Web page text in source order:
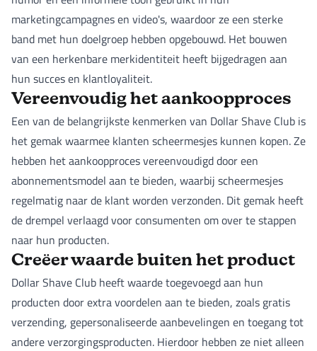
marketingcampagnes en video's, waardoor ze een sterke
band met hun doelgroep hebben opgebouwd. Het bouwen
van een herkenbare merkidentiteit heeft bijgedragen aan
hun succes en klantloyaliteit.
Vereenvoudig het aankoopproces
Een van de belangrijkste kenmerken van Dollar Shave Club is
het gemak waarmee klanten scheermesjes kunnen kopen. Ze
hebben het aankoopproces vereenvoudigd door een
abonnementsmodel aan te bieden, waarbij scheermesjes
regelmatig naar de klant worden verzonden. Dit gemak heeft
de drempel verlaagd voor consumenten om over te stappen
naar hun producten.
Creëer waarde buiten het product
Dollar Shave Club heeft waarde toegevoegd aan hun
producten door extra voordelen aan te bieden, zoals gratis
verzending, gepersonaliseerde aanbevelingen en toegang tot
andere verzorgingsproducten. Hierdoor hebben ze niet alleen